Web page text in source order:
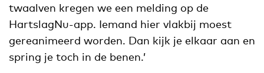
twaalven kregen we een melding op de
HartslagNu-app. Iemand hier vlakbij moest
gereanimeerd worden. Dan kijk je elkaar aan en
spring je toch in de benen.’